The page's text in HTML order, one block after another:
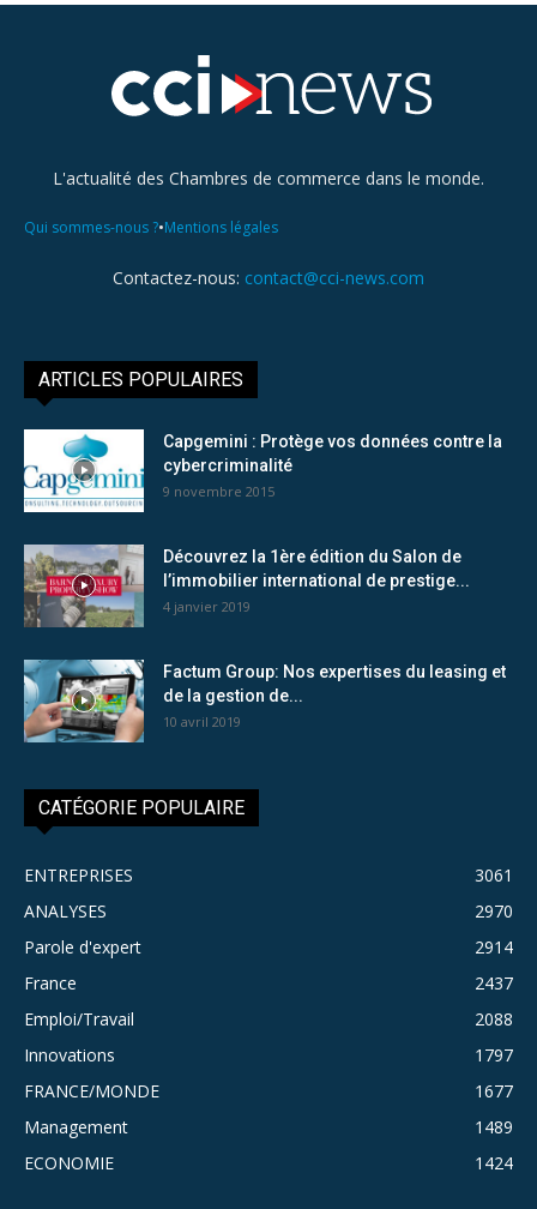
L'actualité des Chambres de commerce dans le monde.
Qui sommes-nous ?•Mentions légales
Contactez-nous: contact@cci-news.com
ARTICLES POPULAIRES
Capgemini : Protège vos données contre la
cybercriminalité
9 novembre 2015
Découvrez la 1ère édition du Salon de
l’immobilier international de prestige...
4 janvier 2019
Factum Group: Nos expertises du leasing et
de la gestion de...
10 avril 2019
CATÉGORIE POPULAIRE
ENTREPRISES
3061
ANALYSES
2970
Parole d'expert
2914
France
2437
Emploi/Travail
2088
Innovations
1797
FRANCE/MONDE
1677
Management
1489
ECONOMIE
1424